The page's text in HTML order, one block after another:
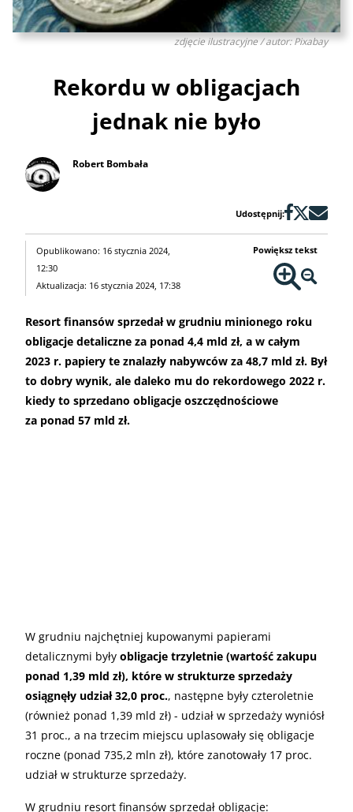
zdjęcie ilustracyjne / autor: Pixabay
Rekordu w obligacjach
jednak nie było
Robert Bombała
Udostępnij:
Opublikowano: 16 stycznia 2024,
12:30
Aktualizacja: 16 stycznia 2024, 17:38
Powiększ tekst
Resort finansów sprzedał w grudniu minionego roku
obligacje detaliczne za ponad 4,4 mld zł, a w całym
2023 r. papiery te znalazły nabywców za 48,7 mld zł. Był
to dobry wynik, ale daleko mu do rekordowego 2022 r.
kiedy to sprzedano obligacje oszczędnościowe
za ponad 57 mld zł.
W grudniu najchętniej kupowanymi papierami
detalicznymi były obligacje trzyletnie (wartość zakupu
ponad 1,39 mld zł), które w strukturze sprzedaży
osiągnęły udział 32,0 proc., następne były czteroletnie
(również ponad 1,39 mld zł) - udział w sprzedaży wyniósł
31 proc., a na trzecim miejscu uplasowały się obligacje
roczne (ponad 735,2 mln zł), które zanotowały 17 proc.
udział w strukturze sprzedaży.
W grudniu resort finansów sprzedał obligacje: